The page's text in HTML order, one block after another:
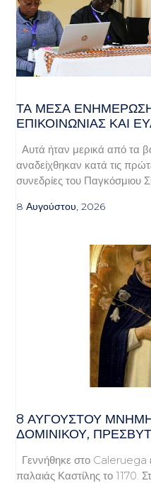
ΤΑ ΜΈΣΑ
ΕΠΙΚΟΙΝΩΝΊΑΣ ΚΑΙ
Αυτά ήταν μερικά από τα
αναδείχθηκαν κατά τις
συνεδρίες του Παγκόσμιου
8 Αυγούστου, 2026
8 ΑΥΓΟΥΣΤΟΥ
ΔΟΜΙΝΙΚΟΥ,
Γεννήθηκε στο Caleruega
παλαιάς Καστίλης το 1170.